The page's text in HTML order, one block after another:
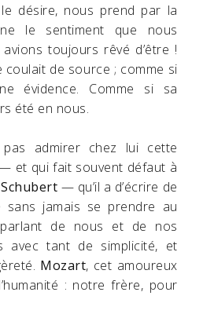
désire, nous prend par la
le sentiment que nous
toujours rêvé d’être !
coulait de source ; comme si
évidence. Comme si sa
été en nous.
pas admirer chez lui cette
et qui fait souvent défaut à
Schubert — qu’il a d’écrire de
sans jamais se prendre au
de nous et de nos
avec tant de simplicité, et
Mozart, cet amoureux
: notre frère, pour